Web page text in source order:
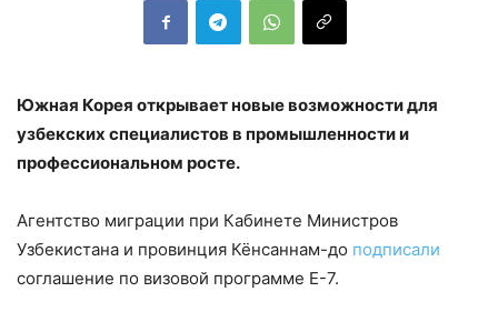
Южная Корея открывает новые возможности для
узбекских специалистов в промышленности и
профессиональном росте.
Агентство миграции при Кабинете Министров
Узбекистана и провинция Кёнсаннам-до подписали
соглашение по визовой программе E-7.